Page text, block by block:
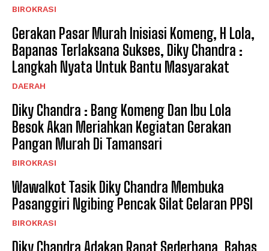
BIROKRASI
Gerakan Pasar Murah Inisiasi Komeng, H Lola,
Bapanas Terlaksana Sukses, Diky Chandra :
Langkah Nyata Untuk Bantu Masyarakat
DAERAH
Diky Chandra : Bang Komeng Dan Ibu Lola
Besok Akan Meriahkan Kegiatan Gerakan
Pangan Murah Di Tamansari
BIROKRASI
Wawalkot Tasik Diky Chandra Membuka
Pasanggiri Ngibing Pencak Silat Gelaran PPSI
BIROKRASI
Diky Chandra Adakan Rapat Sederhana, Bahas